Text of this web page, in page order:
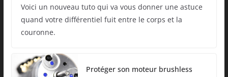
Voici un nouveau tuto qui va vous donner une astuce
quand votre différentiel fuit entre le corps et la
couronne.
Protéger son moteur brushless